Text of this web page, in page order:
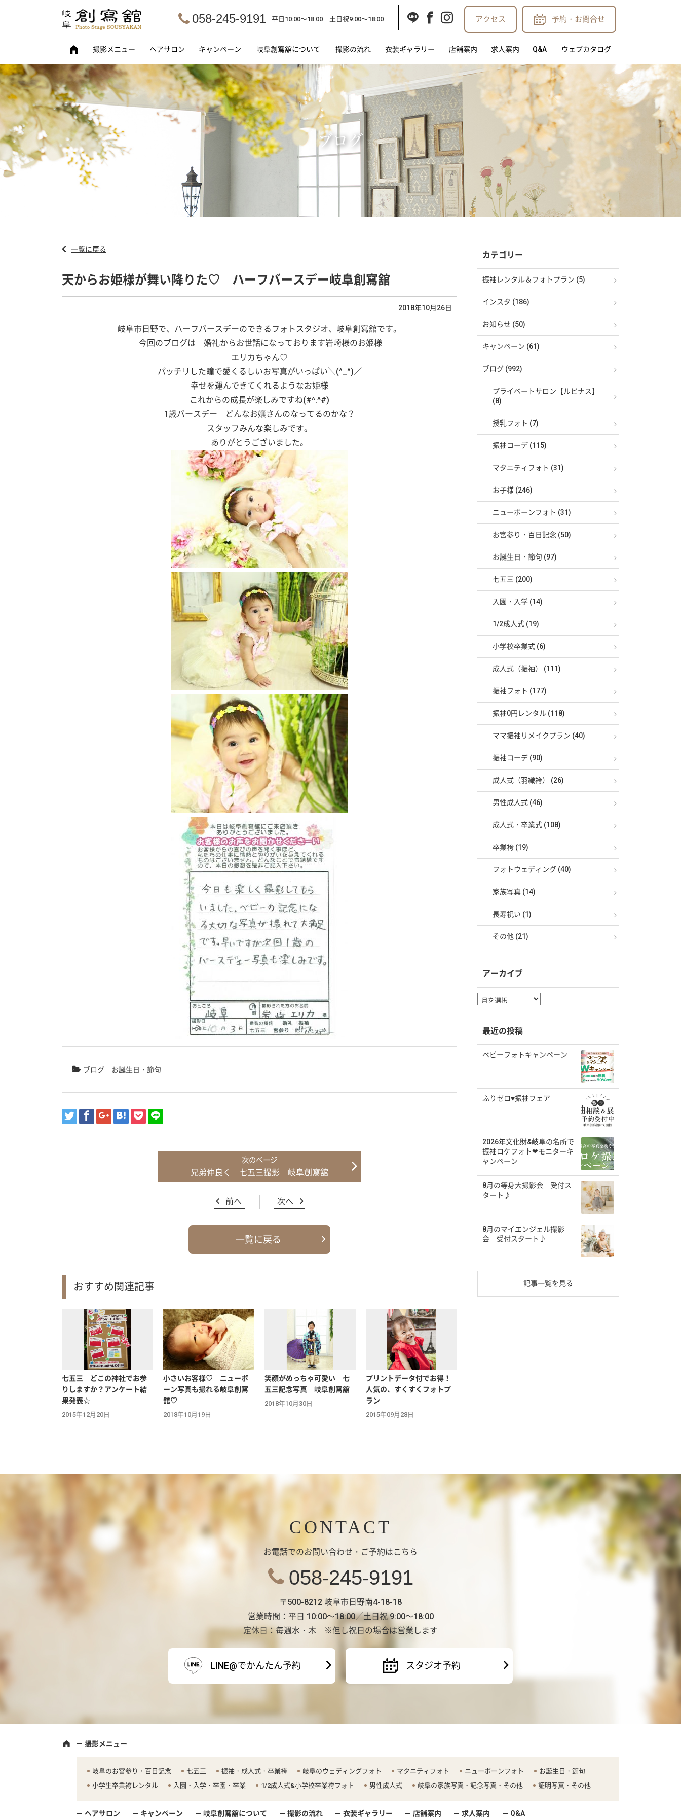
058-245-9191 平日10:00～18:00 土日祝9:00～18:00 アクセス 予約・お問合せ
撮影メニュー ヘアサロン キャンペーン 岐阜創寫舘について 撮影の流れ 衣装ギャラリー 店舗案内 求人案内 Q&A ウェブカタログ
ブログ
一覧に戻る
天からお姫様が舞い降りた♡ ハーフバースデー岐阜創寫舘
2018年10月26日
岐阜市日野で、ハーフバースデーのできるフォトスタジオ、岐阜創寫舘です。
今回のブログは 婚礼からお世話になっております岩崎様のお姫様
エリカちゃん♡
パッチリした瞳で愛くるしいお写真がいっぱい＼(^_^)／
幸せを運んできてくれるようなお姫様
これからの成長が楽しみですね(#^.^#)
1歳バースデー どんなお嬢さんのなってるのかな？
スタッフみんな楽しみです。
ありがとうございました。
ブログ お誕生日・節句
兄弟仲良く 七五三撮影 岐阜創寫舘
前へ 次へ
一覧に戻る
おすすめ関連記事
七五三 どこの神社でお参
りしますか？アンケート結
果発表☆
2015年12月20日
小さいお客様♡ ニューボ
ーン写真も撮れる岐阜創寫
舘♡
2018年10月19日
笑顔がめっちゃ可愛い 七
五三記念写真 岐阜創寫舘
2018年10月30日
プリントデータ付でお得！
人気の、すくすくフォトプ
ラン
2015年09月28日
カテゴリー
振袖レンタル＆フォトプラン (5)
インスタ (186)
お知らせ (50)
キャンペーン (61)
ブログ (992)
プライベートサロン【ルピナス】
(8)
授乳フォト (7)
振袖コーデ (115)
マタニティフォト (31)
お子様 (246)
ニューボーンフォト (31)
お宮参り・百日記念 (50)
お誕生日・節句 (97)
七五三 (200)
入園・入学 (14)
1/2成人式 (19)
小学校卒業式 (6)
成人式（振袖） (111)
振袖フォト (177)
振袖0円レンタル (118)
ママ振袖リメイクプラン (40)
振袖コーデ (90)
成人式（羽織袴） (26)
男性成人式 (46)
成人式・卒業式 (108)
卒業袴 (19)
フォトウェディング (40)
家族写真 (14)
長寿祝い (1)
その他 (21)
アーカイブ
ア
ー
イ
ブ
最近の投稿
ベビーフォトキャンペーン
ふりゼロ♥振袖フェア
2026年文化財&岐阜の名所で
振袖ロケフォト❤モニターキ
ャンペーン
8月の等身大撮影会 受付ス
タート♪
8月のマイエンジェル撮影
会 受付スタート♪
記事一覧を見る
CONTACT
お電話でのお問い合わせ・ご予約はこちら
058-245-9191
〒500-8212 岐阜市日野南4-18-18
営業時間：平日 10:00～18:00／土日祝 9:00～18:00
定休日：毎週水・木 ※但し祝日の場合は営業します
LINE@でかんたん予約 スタジオ予約
撮影メニュー
岐阜のお宮参り・百日記念 七五三 振袖・成人式・卒業袴 岐阜のウェディングフォト マタニティフォト ニューボーンフォト
お誕生日・節句
小学生卒業袴レンタル
入園・入学・卒園・卒業 1/2成人式&小学校卒業袴フォト 男性成人式 岐阜の家族写真・記念写真・その他 証明写真・その他
ヘアサロン キャンペーン 岐阜創寫舘について 撮影の流れ 衣装ギャラリー 店舗案内 求人案内 Q&A